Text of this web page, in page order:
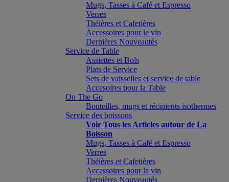
Mugs, Tasses à Café et Espresso
Verres
Théières et Cafetières
Accessoires pour le vin
Dernières Nouveautés
Service de Table
Assiettes et Bols
Plats de Service
Sets de vaisselles et service de table
Accesoires pour la Table
On The Go
Bouteilles, mugs et récipients isothermes
Service des boissons
Voir Tous les Articles autour de La
Boisson
Mugs, Tasses à Café et Espresso
Verres
Théières et Cafetières
Accessoires pour le vin
Dernières Nouveautés